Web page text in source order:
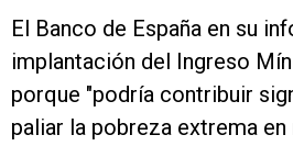
El Banco de España en su
implantación del Ingreso
porque "podría contribuir
paliar la pobreza extrema